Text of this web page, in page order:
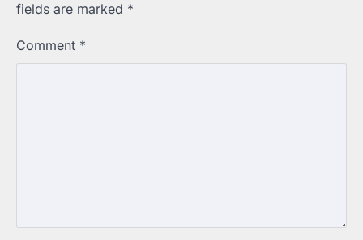
fields are marked *
Comment *